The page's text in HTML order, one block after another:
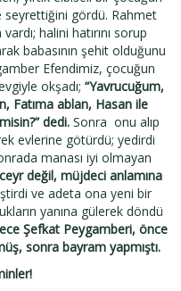
gördü. Rahmet
halini hatırını sorup
babasının şehit olduğunu
Efendimiz, çocuğun
okşadı; “Yavrucuğum,
Fatıma ablan, Hasan ile
dedi. Sonra onu alıp
evlerine götürdü; yedirdi
manası iyi olmayan
değil, müjdeci anlamına
ve adeta ona yeni bir
yanına gülerek döndü
Şefkat Peygamberi, önce
sonra bayram yapmıştı.